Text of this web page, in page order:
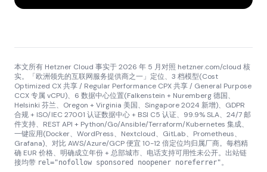
本文所有 Hetzner Cloud 事实于 2026 年 5 月对照 hetzner.com/cloud 核
实。「欧洲领先的互联网服务提供商之一」定位、3 档模型(Cost
Optimized CX 共享 / Regular Performance CPX 共享 / General Purpose
CCX 专属 vCPU)、6 数据中心位置(Falkenstein + Nuremberg 德国、
Helsinki 芬兰、Oregon + Virginia 美国、Singapore 2024 新增)、GDPR
合规 + ISO/IEC 27001 认证数据中心 + BSI C5 认证、99.9% SLA、24/7 邮
件支持、REST API + Python/Go/Ansible/Terraform/Kubernetes 集成、
一键应用(Docker、WordPress、Nextcloud、GitLab、Prometheus、
Grafana)、对比 AWS/Azure/GCP 便宜 10-12 倍定位均归属厂商。每档精
确 EUR 价格、明确成立年份 + 总部城市、电话支持可用性未公开。出站链
接均带 rel="nofollow sponsored noopener noreferrer"。